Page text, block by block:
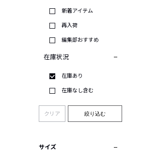
新着アイテム
再入荷
編集部おすすめ
在庫状況
在庫あり
在庫なし含む
クリア 絞り込む
サイズ